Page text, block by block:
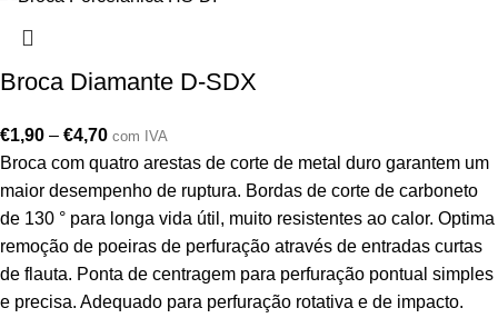
Broca Diamante D-SDX
€1,90 – €4,70 com IVA
Broca com quatro arestas de corte de metal duro garantem um
maior desempenho de ruptura. Bordas de corte de carboneto
de 130 ° para longa vida útil, muito resistentes ao calor. Optima
remoção de poeiras de perfuração através de entradas curtas
de flauta. Ponta de centragem para perfuração pontual simples
e precisa. Adequado para perfuração rotativa e de impacto.